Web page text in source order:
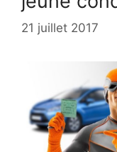
21 juillet 2017